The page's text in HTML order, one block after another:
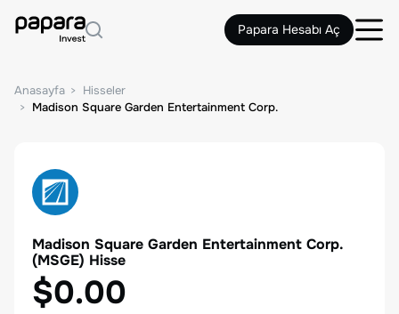
Papara Hesabı Aç
Anasayfa
Hisseler
Madison Square Garden Entertainment Corp.
Madison Square Garden Entertainment Corp.
(MSGE) Hisse
$0.00